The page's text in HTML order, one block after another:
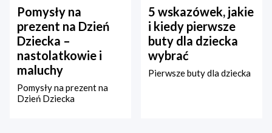
Pomysły na
prezent na Dzień
Dziecka –
nastolatkowie i
maluchy
Pomysły na prezent na
Dzień Dziecka
5 wskazówek, jakie
i kiedy pierwsze
buty dla dziecka
wybrać
Pierwsze buty dla dziecka